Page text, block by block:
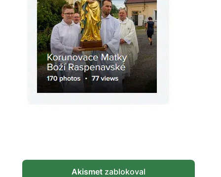
Akismetzablokoval